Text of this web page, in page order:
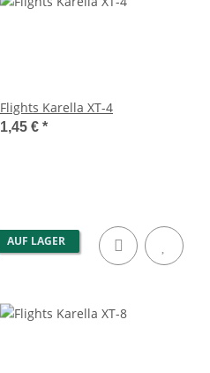
Flights Karella XT-4
1,45 € *
AUF LAGER